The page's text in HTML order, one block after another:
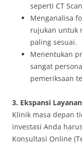
seperti CT
Menganalisa
rujukan untuk
paling sesuai.
Menentukan
sangat
pemeriksaan
3. Ekspansi
Klinik masa depan
investasi Anda
Konsultasi Online